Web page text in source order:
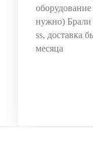
оборудование
нужно)
ss, доставка
месяца